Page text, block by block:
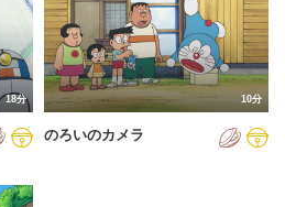
18分 10分
のろいのカメラ